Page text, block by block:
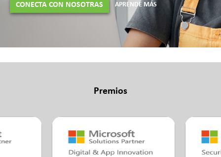
CONECTA CON NOSOTRAS APRENDE MÁS
Premios